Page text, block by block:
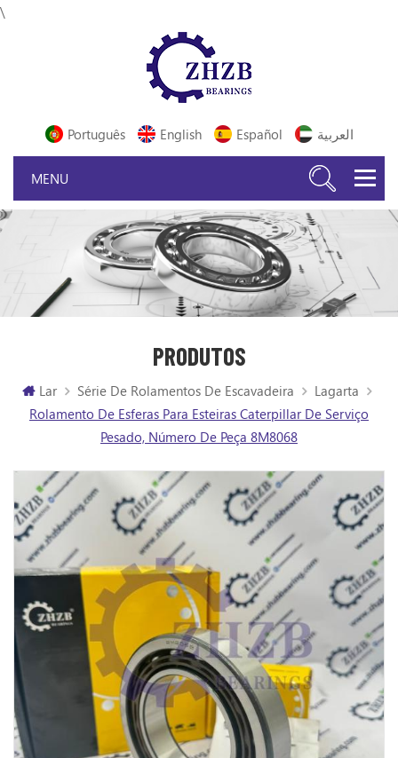
\
Português English Español العربية
PRODUTOS
Lar Série De Rolamentos De Escavadeira
Lagarta
Rolamento De Esferas Para Esteiras Caterpillar De Serviço
Pesado, Número De Peça 8M8068